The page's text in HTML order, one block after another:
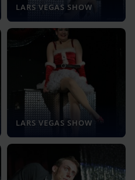
LARS VEGAS SHOW
LARS VEGAS SHOW